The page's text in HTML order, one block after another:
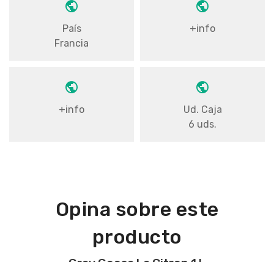
País
Francia
+info
+info
Ud. Caja
6 uds.
Opina sobre este
producto